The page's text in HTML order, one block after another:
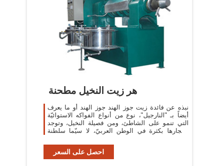
هر زيت النخيل مطحنة
نبذه عن فائدة زيت جوز الهند جوز الهند أو ما يعرف
أيضاً بـ "النارجيل"، نوع من أنواع الفواكه الاستوائيّة
التي تنمو على الشاطئ، ومن فصيلة النخيل، وتوجد
أشجارها بكثرة في الوطن العربيّ، لا سيّما سلطنة
احصل على السعر